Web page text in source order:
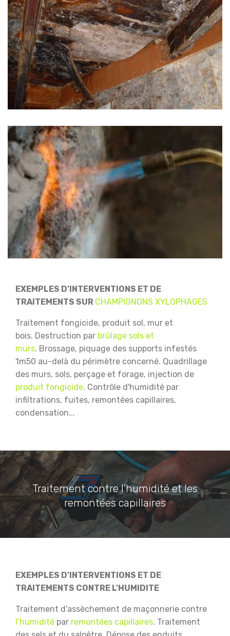
EXEMPLES D'INTERVENTIONS ET DE
TRAITEMENTS SUR CHAMPIGNONS XYLOPHAGES
Traitement fongicide, produit sol, mur et
bois. Destruction par brûlage sols et
murs. Brossage, piquage des supports infestés
1m50 au-delà du périmètre concerné. Quadrillage
des murs, sols, perçage et forage, injection de
produit fongicide. Contrôle d'humidité par
infiltrations, fuites, remontées capillaires,
condensation...
Traitement contre l'humidité et les
remontées capillaires
EXEMPLES D'INTERVENTIONS ET DE
TRAITEMENTS CONTRE L'HUMIDITE
Traitement d'assèchement de maçonnerie contre
l’humidité par remontées capillaires. Traitement